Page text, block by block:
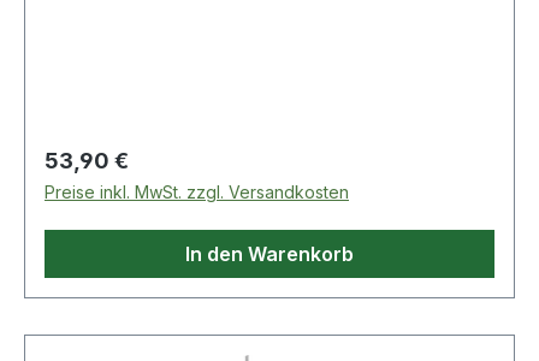
Regulärer Preis:
53,90 €
Preise inkl. MwSt. zzgl. Versandkosten
In den Warenkorb